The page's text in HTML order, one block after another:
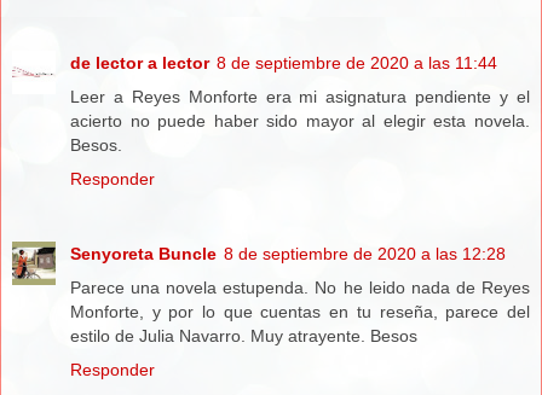
de lector a lector 8 de septiembre de 2020 a las 11:44
Leer a Reyes Monforte era mi asignatura pendiente y el
acierto no puede haber sido mayor al elegir esta novela.
Besos.
Responder
Senyoreta Buncle 8 de septiembre de 2020 a las 12:28
Parece una novela estupenda. No he leido nada de Reyes
Monforte, y por lo que cuentas en tu reseña, parece del
estilo de Julia Navarro. Muy atrayente. Besos
Responder